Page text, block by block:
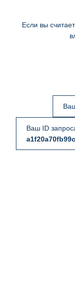
Если вы
Ваш ID